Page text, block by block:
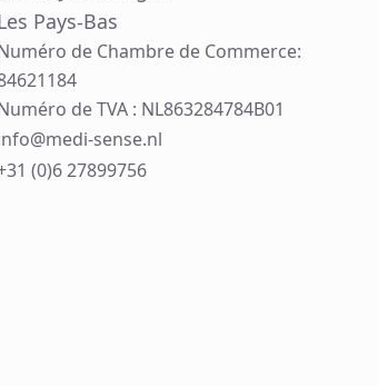
Pays-Bas
de Chambre de Commerce:
de TVA : NL863284784B01
sense.nl
(0)6 27899756